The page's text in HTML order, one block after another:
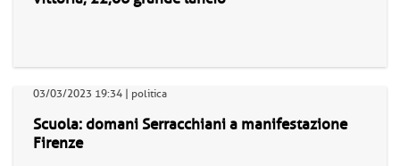
03/03/2023 19:34 | politica
Scuola: domani Serracchiani a manifestazione
Firenze